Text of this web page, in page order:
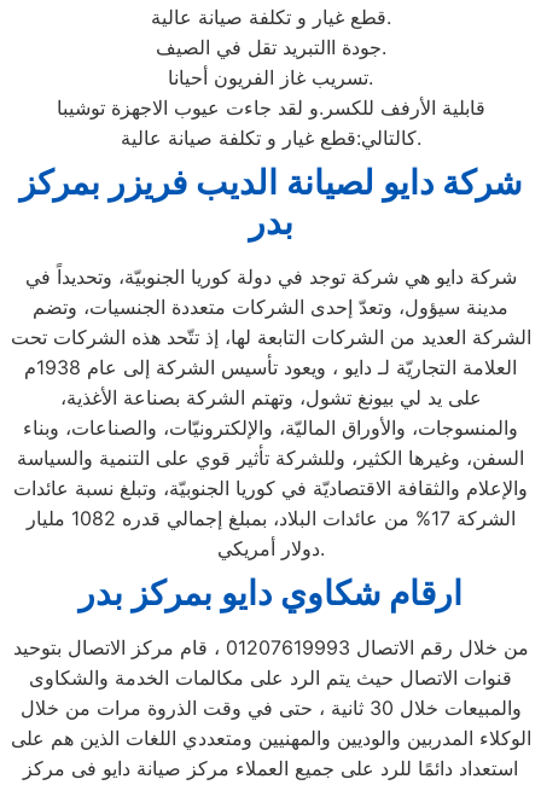
قطع غيار و تكلفة صيانة عالية.
جودة االتبريد تقل في الصيف.
تسريب غاز الفريون أحيانا.
قابلية الأرفف للكسر.و لقد جاءت عيوب الاجهزة توشيبا
كالتالي:قطع غيار و تكلفة صيانة عالية.
شركة دايو لصيانة الديب فريزر بمركز
بدر
شركة دايو هي شركة توجد في دولة كوريا الجنوبيّة، وتحديداً في
مدينة سيؤول، وتعدّ إحدى الشركات متعددة الجنسيات، وتضم
الشركة العديد من الشركات التابعة لها، إذ تتّحد هذه الشركات تحت
العلامة التجاريّة لـ دايو ، ويعود تأسيس الشركة إلى عام 1938م
على يد لي بيونغ تشول، وتهتم الشركة بصناعة الأغذية،
والمنسوجات، والأوراق الماليّة، والإلكترونيّات، والصناعات، وبناء
السفن، وغيرها الكثير، وللشركة تأثير قوي على التنمية والسياسة
والإعلام والثقافة الاقتصاديّة في كوريا الجنوبيّة، وتبلغ نسبة عائدات
الشركة 17% من عائدات البلاد، بمبلغ إجمالي قدره 1082 مليار
دولار أمريكي.
ارقام شكاوي دايو بمركز بدر
من خلال رقم الاتصال 01207619993 ، قام مركز الاتصال بتوحيد
قنوات الاتصال حيث يتم الرد على مكالمات الخدمة والشكاوى
والمبيعات خلال 30 ثانية ، حتى في وقت الذروة مرات من خلال
الوكلاء المدربين والوديين والمهنيين ومتعددي اللغات الذين هم على
استعداد دائمًا للرد على جميع العملاء مركز صيانة دايو فى مركز